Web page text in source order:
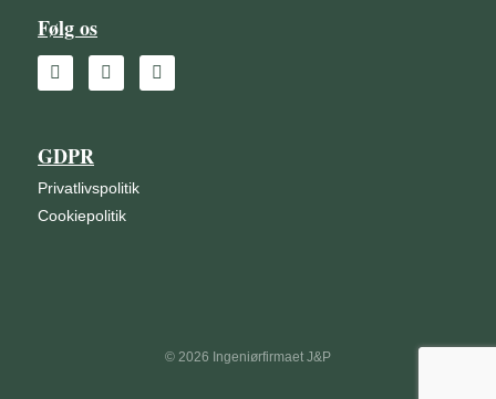
Følg os
GDPR
Privatlivspolitik
Cookiepolitik
© 2026 Ingeniørfirmaet J&P